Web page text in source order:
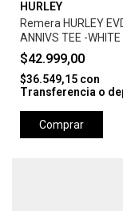
HURLEY
Remera HURLEY
ANNIVS TEE -WHITE
$42.999,00
$36.549,15 con
Transferencia o
Comprar